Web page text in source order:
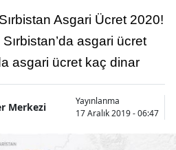
Asgari Ücret 2020!
asgari ücret
asgari ücret kaç dinar
Merkezi
Yayınlanma
17 Aralık 2019 - 06:47